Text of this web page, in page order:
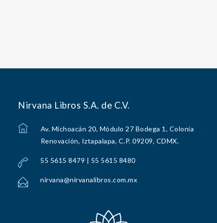
Nirvana Libros S.A. de C.V.
Av. Michoacán 20, Módulo 27 Bodega 1, Colonia
Renovación, Iztapalapa, C.P. 09209, CDMX.
55 5615 8479 | 55 5615 8480
nirvana@nirvanalibros.com.mx